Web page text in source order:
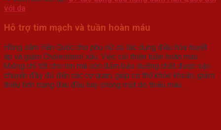
với da
Hỗ trợ tim mạch và tuần hoàn máu
Hồng sâm Hàn Quốc cho phụ nữ có tác dụng điều hòa huyết
áp và giảm Cholesterol xấu. Việc cải thiện tuần hoàn máu
không chỉ tốt cho tim mà còn đảm bảo dưỡng chất được vận
chuyển đầy đủ đến các cơ quan, giúp cơ thể khỏe khoắn, giảm
thiểu tình trạng đau đầu hay chóng mặt do thiếu máu.